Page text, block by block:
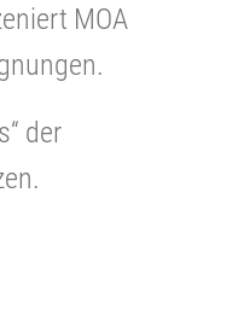
MOA
der